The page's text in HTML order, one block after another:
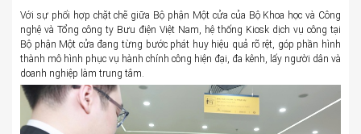
Với sự phối hợp chặt chẽ giữa Bộ phận Một cửa của Bộ Khoa học và Công
nghệ và Tổng công ty Bưu điện Việt Nam, hệ thống Kiosk dịch vụ công tại
Bộ phận Một cửa đang từng bước phát huy hiệu quả rõ rệt, góp phần hình
thành mô hình phục vụ hành chính công hiện đại, đa kênh, lấy người dân và
doanh nghiệp làm trung tâm.